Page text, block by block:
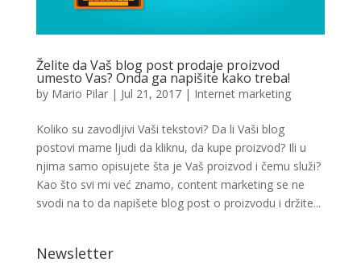
Želite da Vaš blog post prodaje proizvod
umesto Vas? Onda ga napišite kako treba!
by Mario Pilar| Jul 21, 2017| Internet marketing
Koliko su zavodljivi Vaši tekstovi? Da li Vaši blog
postovi mame ljudi da kliknu, da kupe proizvod? Ili u
njima samo opisujete šta je Vaš proizvod i čemu služi?
Kao što svi mi već znamo, content marketing se ne
svodi na to da napišete blog post o proizvodu i držite...
Newsletter